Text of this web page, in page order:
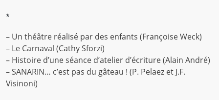
*
– Un théâtre réalisé par des enfants (Françoise Weck)
– Le Carnaval (Cathy Sforzi)
– Histoire d’une séance d’atelier d’écriture (Alain André)
– SANARIN… c’est pas du gâteau ! (P. Pelaez et J.F.
Visinoni)